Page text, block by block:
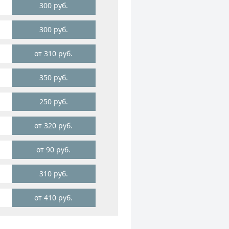
300 руб.
300 руб.
от 310 руб.
350 руб.
250 руб.
от 320 руб.
от 90 руб.
310 руб.
от 410 руб.